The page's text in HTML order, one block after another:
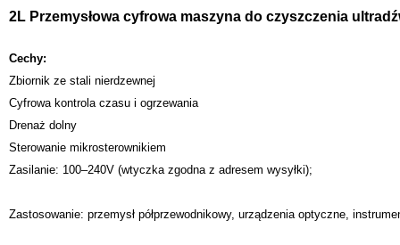
2L Przemysłowa cyfrowa maszyna do czyszczenia
Cechy:
Zbiornik ze stali nierdzewnej
Cyfrowa kontrola czasu i ogrzewania
Drenaż dolny
Sterowanie mikrosterownikiem
Zasilanie: 100–240V (wtyczka zgodna z adresem wysyłki);
Zastosowanie: przemysł półprzewodnikowy, urządzenia optyczne,